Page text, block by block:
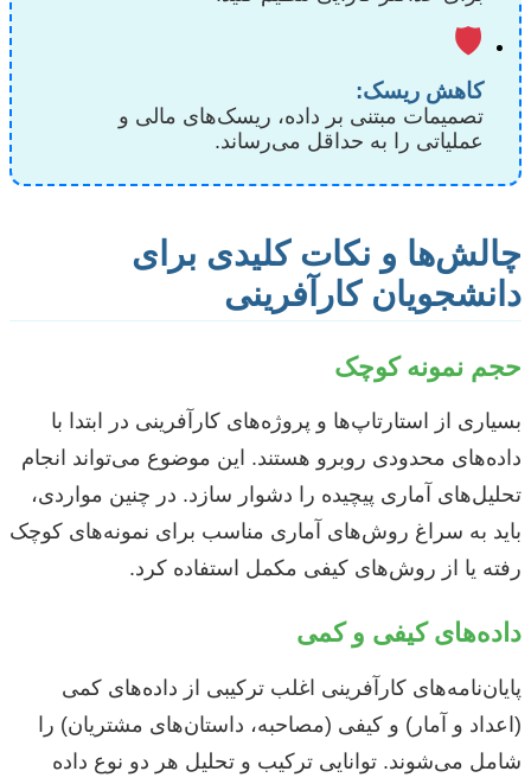
🛡️
کاهش ریسک:
تصمیمات مبتنی بر داده، ریسک‌های مالی و
عملیاتی را به حداقل می‌رساند.
چالش‌ها و نکات کلیدی برای
دانشجویان کارآفرینی
حجم نمونه کوچک
بسیاری از استارتاپ‌ها و پروژه‌های کارآفرینی در ابتدا با
داده‌های محدودی روبرو هستند. این موضوع می‌تواند انجام
تحلیل‌های آماری پیچیده را دشوار سازد. در چنین مواردی،
باید به سراغ روش‌های آماری مناسب برای نمونه‌های کوچک
رفته یا از روش‌های کیفی مکمل استفاده کرد.
داده‌های کیفی و کمی
پایان‌نامه‌های کارآفرینی اغلب ترکیبی از داده‌های کمی
(اعداد و آمار) و کیفی (مصاحبه، داستان‌های مشتریان) را
شامل می‌شوند. توانایی ترکیب و تحلیل هر دو نوع داده